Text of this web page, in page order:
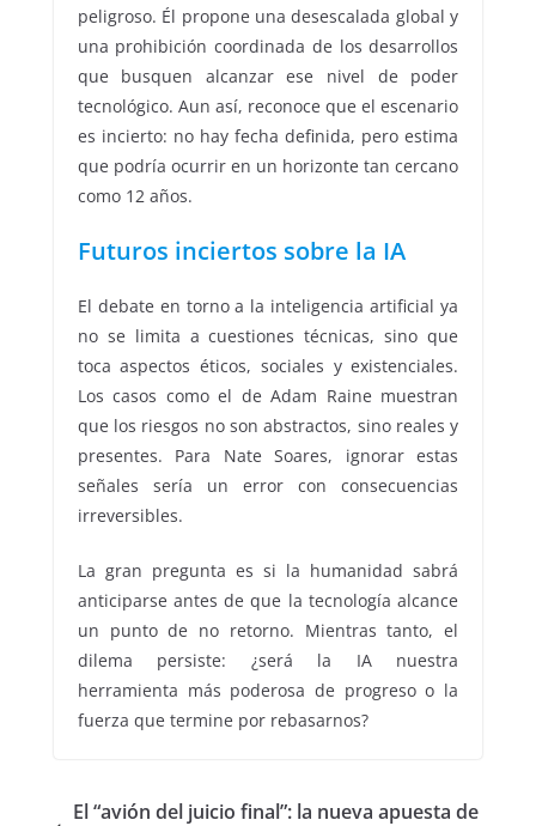
peligroso. Él propone una desescalada global y
una prohibición coordinada de los desarrollos
que busquen alcanzar ese nivel de poder
tecnológico. Aun así, reconoce que el escenario
es incierto: no hay fecha definida, pero estima
que podría ocurrir en un horizonte tan cercano
como 12 años.
Futuros inciertos sobre la IA
El debate en torno a la inteligencia artificial ya
no se limita a cuestiones técnicas, sino que
toca aspectos éticos, sociales y existenciales.
Los casos como el de Adam Raine muestran
que los riesgos no son abstractos, sino reales y
presentes. Para Nate Soares, ignorar estas
señales sería un error con consecuencias
irreversibles.
La gran pregunta es si la humanidad sabrá
anticiparse antes de que la tecnología alcance
un punto de no retorno. Mientras tanto, el
dilema persiste: ¿será la IA nuestra
herramienta más poderosa de progreso o la
fuerza que termine por rebasarnos?
El “avión del juicio final”: la nueva apuesta de